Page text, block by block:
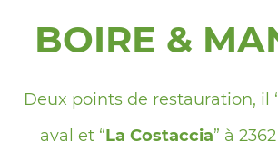
BOIRE &
Deux points de restauration, il
aval et “La Costaccia” à